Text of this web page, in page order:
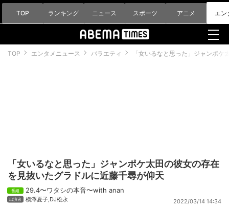
TOP ランキング ニュース スポーツ アニメ エン
TOP エンタメニュース バラエティ 「女いるなと思った」ジャンポ
「女いるなと思った」ジャンポケ太田の彼女の存在
を見抜いたグラドルに近藤千尋が仰天
29.4〜ワタシの本音〜with anan
横澤夏子 DJ松永 2022/03/14 14:34